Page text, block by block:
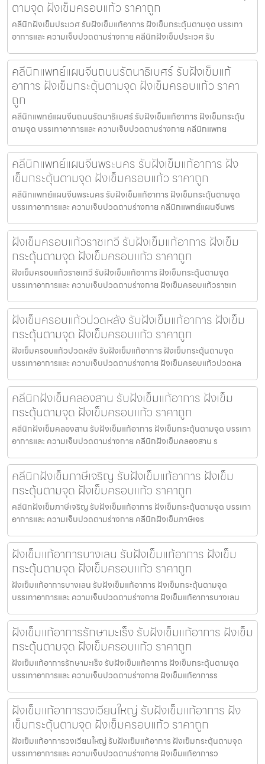
ตามจุด ฝังเข็มครอบแก้ว ราคาถูก
คลีนิกฝังเข็มประเวศ รับฝังเข็มแก้อาการ ฝังเข็มกระตุ้นตามจุด บรรเทา
อาการและ ความเจ็บปวดตามร่างกาย คลีนิกฝังเข็มประเวศ รับ
คลีนิกแพทย์แผนจีนถนนรัตนาธิเบศร์ รับฝังเข็มแก้
อาการ ฝังเข็มกระตุ้นตามจุด ฝังเข็มครอบแก้ว ราคา
ถูก
คลีนิกแพทย์แผนจีนถนนรัตนาธิเบศร์ รับฝังเข็มแก้อาการ ฝังเข็มกระตุ้น
ตามจุด บรรเทาอาการและ ความเจ็บปวดตามร่างกาย คลีนิกแพทย
คลีนิกแพทย์แผนจีนพระนคร รับฝังเข็มแก้อาการ ฝัง
เข็มกระตุ้นตามจุด ฝังเข็มครอบแก้ว ราคาถูก
คลีนิกแพทย์แผนจีนพระนคร รับฝังเข็มแก้อาการ ฝังเข็มกระตุ้นตามจุด
บรรเทาอาการและ ความเจ็บปวดตามร่างกาย คลีนิกแพทย์แผนจีนพร
ฝังเข็มครอบแก้วราชเทวี รับฝังเข็มแก้อาการ ฝังเข็ม
กระตุ้นตามจุด ฝังเข็มครอบแก้ว ราคาถูก
ฝังเข็มครอบแก้วราชเทวี รับฝังเข็มแก้อาการ ฝังเข็มกระตุ้นตามจุด
บรรเทาอาการและ ความเจ็บปวดตามร่างกาย ฝังเข็มครอบแก้วราชเท
ฝังเข็มครอบแก้วปวดหลัง รับฝังเข็มแก้อาการ ฝังเข็ม
กระตุ้นตามจุด ฝังเข็มครอบแก้ว ราคาถูก
ฝังเข็มครอบแก้วปวดหลัง รับฝังเข็มแก้อาการ ฝังเข็มกระตุ้นตามจุด
บรรเทาอาการและ ความเจ็บปวดตามร่างกาย ฝังเข็มครอบแก้วปวดหล
คลีนิกฝังเข็มคลองสาน รับฝังเข็มแก้อาการ ฝังเข็ม
กระตุ้นตามจุด ฝังเข็มครอบแก้ว ราคาถูก
คลีนิกฝังเข็มคลองสาน รับฝังเข็มแก้อาการ ฝังเข็มกระตุ้นตามจุด บรรเทา
อาการและ ความเจ็บปวดตามร่างกาย คลีนิกฝังเข็มคลองสาน ร
คลีนิกฝังเข็มภาษีเจริญ รับฝังเข็มแก้อาการ ฝังเข็ม
กระตุ้นตามจุด ฝังเข็มครอบแก้ว ราคาถูก
คลีนิกฝังเข็มภาษีเจริญ รับฝังเข็มแก้อาการ ฝังเข็มกระตุ้นตามจุด บรรเทา
อาการและ ความเจ็บปวดตามร่างกาย คลีนิกฝังเข็มภาษีเจร
ฝังเข็มแก้อาการบางเลน รับฝังเข็มแก้อาการ ฝังเข็ม
กระตุ้นตามจุด ฝังเข็มครอบแก้ว ราคาถูก
ฝังเข็มแก้อาการบางเลน รับฝังเข็มแก้อาการ ฝังเข็มกระตุ้นตามจุด
บรรเทาอาการและ ความเจ็บปวดตามร่างกาย ฝังเข็มแก้อาการบางเลน
ฝังเข็มแก้อาการรักษามะเร็ง รับฝังเข็มแก้อาการ ฝังเข็ม
กระตุ้นตามจุด ฝังเข็มครอบแก้ว ราคาถูก
ฝังเข็มแก้อาการรักษามะเร็ง รับฝังเข็มแก้อาการ ฝังเข็มกระตุ้นตามจุด
บรรเทาอาการและ ความเจ็บปวดตามร่างกาย ฝังเข็มแก้อาการร
ฝังเข็มแก้อาการวงเวียนใหญ่ รับฝังเข็มแก้อาการ ฝัง
เข็มกระตุ้นตามจุด ฝังเข็มครอบแก้ว ราคาถูก
ฝังเข็มแก้อาการวงเวียนใหญ่ รับฝังเข็มแก้อาการ ฝังเข็มกระตุ้นตามจุด
บรรเทาอาการและ ความเจ็บปวดตามร่างกาย ฝังเข็มแก้อาการว